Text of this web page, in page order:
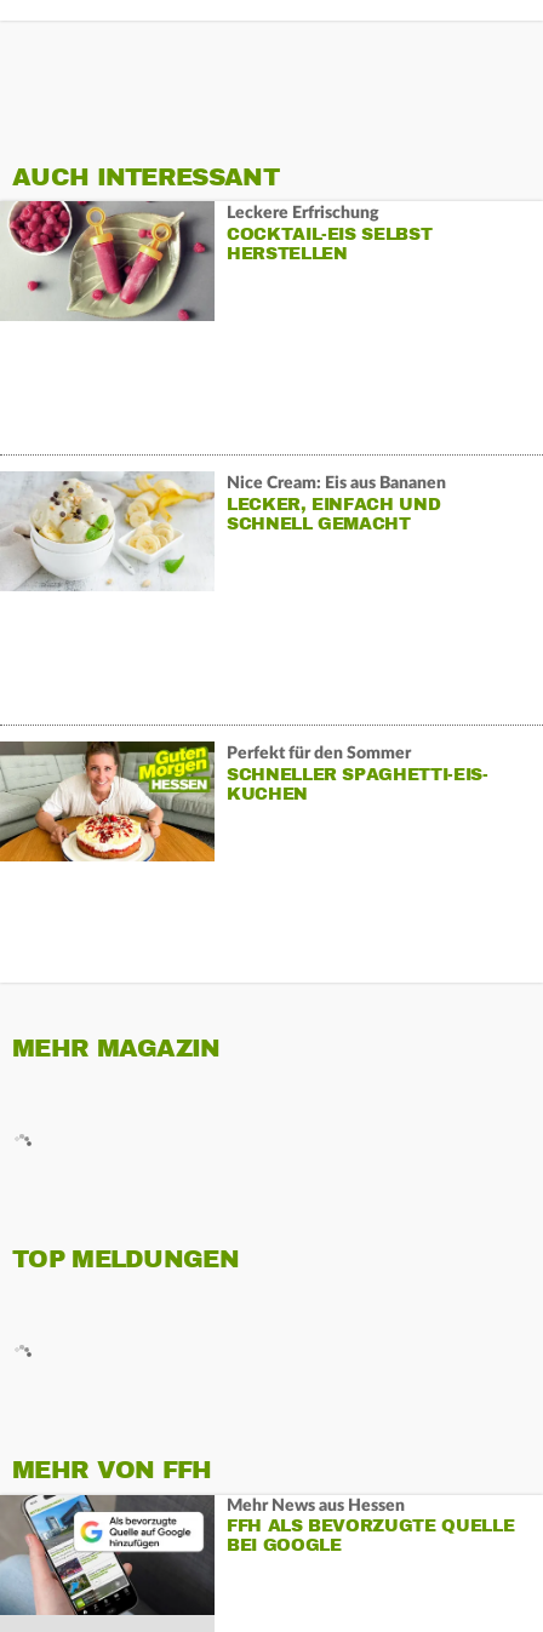
AUCH INTERESSANT
Leckere Erfrischung
COCKTAIL-EIS SELBST
HERSTELLEN
Nice Cream: Eis aus Bananen
LECKER, EINFACH UND
SCHNELL GEMACHT
Perfekt für den Sommer
SCHNELLER SPAGHETTI-EIS-
KUCHEN
MEHR MAGAZIN
TOP MELDUNGEN
MEHR VON FFH
Mehr News aus Hessen
FFH ALS BEVORZUGTE QUELLE
BEI GOOGLE